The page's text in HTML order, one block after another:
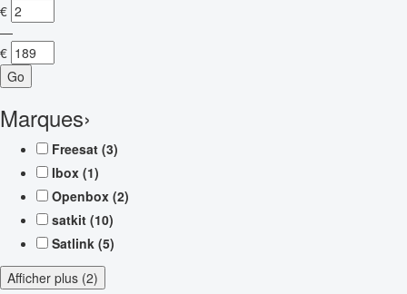
€
—
€
Go
Marques›
Freesat (3)
Ibox (1)
Openbox (2)
satkit (10)
Satlink (5)
Afficher plus (2)